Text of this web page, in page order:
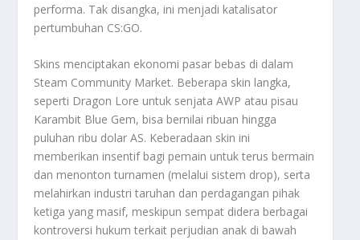
performa. Tak disangka, ini menjadi katalisator
pertumbuhan CS:GO.
Skins menciptakan ekonomi pasar bebas di dalam
Steam Community Market. Beberapa skin langka,
seperti Dragon Lore untuk senjata AWP atau pisau
Karambit Blue Gem, bisa bernilai ribuan hingga
puluhan ribu dolar AS. Keberadaan skin ini
memberikan insentif bagi pemain untuk terus bermain
dan menonton turnamen (melalui sistem drop), serta
melahirkan industri taruhan dan perdagangan pihak
ketiga yang masif, meskipun sempat didera berbagai
kontroversi hukum terkait perjudian anak di bawah